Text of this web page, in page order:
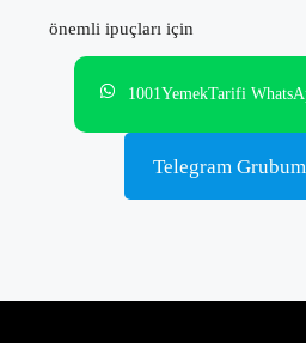
önemli ipuçları için
1001YemekTarifi
Telegram